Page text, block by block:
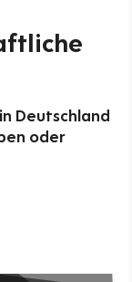
Deutschland
oder